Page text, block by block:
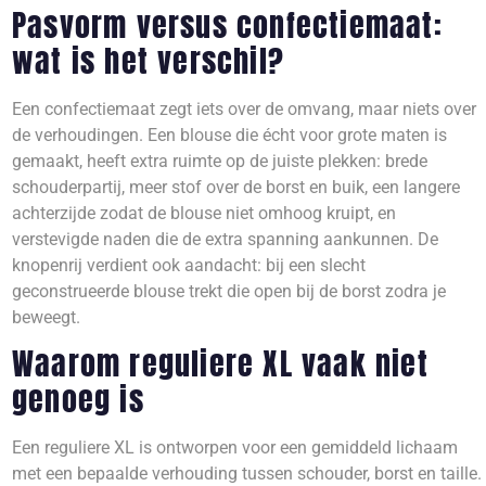
Pasvorm versus confectiemaat:
wat is het verschil?
Een confectiemaat zegt iets over de omvang, maar niets over
de verhoudingen. Een blouse die écht voor grote maten is
gemaakt, heeft extra ruimte op de juiste plekken: brede
schouderpartij, meer stof over de borst en buik, een langere
achterzijde zodat de blouse niet omhoog kruipt, en
verstevigde naden die de extra spanning aankunnen. De
knopenrij verdient ook aandacht: bij een slecht
geconstrueerde blouse trekt die open bij de borst zodra je
beweegt.
Waarom reguliere XL vaak niet
genoeg is
Een reguliere XL is ontworpen voor een gemiddeld lichaam
met een bepaalde verhouding tussen schouder, borst en taille.